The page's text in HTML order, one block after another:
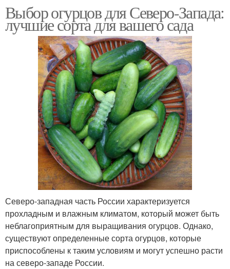
Выбор огурцов для Северо-Запада:
лучшие сорта для вашего сада
Северо-западная часть России характеризуется
прохладным и влажным климатом, который может быть
неблагоприятным для выращивания огурцов. Однако,
существуют определенные сорта огурцов, которые
приспособлены к таким условиям и могут успешно расти
на северо-западе России.